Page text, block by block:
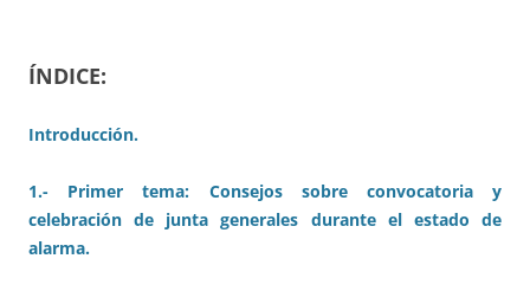
ÍNDICE:
Introducción.
1.- Primer tema: Consejos sobre convocatoria y
celebración de junta generales durante el estado de
alarma.